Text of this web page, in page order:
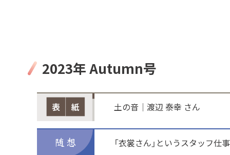
2023年 Autumn号
土の音│渡辺 泰幸 さん
「衣裳さん」というスタッフ